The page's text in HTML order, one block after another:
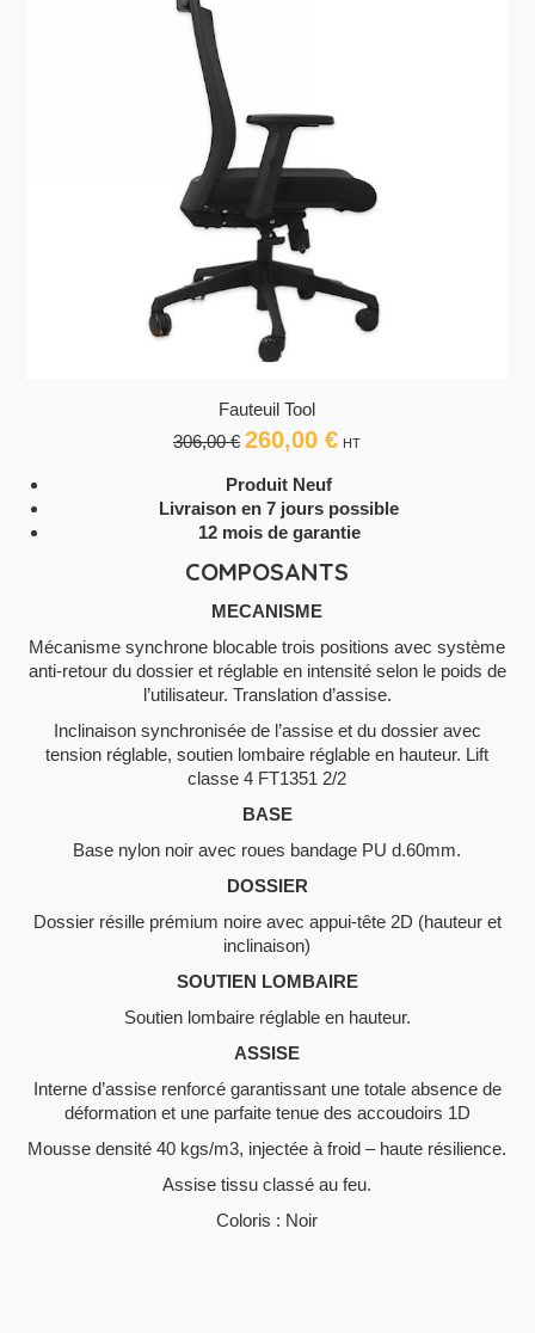
Fauteuil Tool
306,00€ Le
initial
était :
306,00 €.
260,00 €Le
est :
260,00 €.
HT
Produit Neuf
Livraison en 7 jours possible
12 mois de garantie
COMPOSANTS
MECANISME
Mécanisme synchrone blocable trois positions avec système
anti-retour du dossier et réglable en intensité selon le poids de
l’utilisateur. Translation d’assise.
Inclinaison synchronisée de l’assise et du dossier avec
tension réglable, soutien lombaire réglable en hauteur. Lift
classe 4 FT1351 2/2
BASE
Base nylon noir avec roues bandage PU d.60mm.
DOSSIER
Dossier résille prémium noire avec appui-tête 2D (hauteur et
inclinaison)
SOUTIEN LOMBAIRE
Soutien lombaire réglable en hauteur.
ASSISE
Interne d’assise renforcé garantissant une totale absence de
déformation et une parfaite tenue des accoudoirs 1D
Mousse densité 40 kgs/m3, injectée à froid – haute résilience.
Assise tissu classé au feu.
Coloris : Noir